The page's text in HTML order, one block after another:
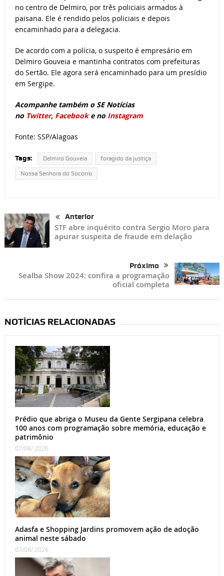
no centro de Delmiro, por três policiais armados à
paisana. Ele é rendido pelos policiais e depois
encaminhado para a delegacia.
De acordo com a polícia, o suspeito é empresário em
Delmiro Gouveia e mantinha contratos com prefeituras
do Sertão. Ele agora será encaminhado para um presídio
em Sergipe.
Acompanhe também o SE Notícias
no Twitter, Facebooke no Instagram
Fonte: SSP/Alagoas
Tags: Delmiro Gouveia foragido da justiça
Nossa Senhora do Socorro
Anterior
STF abre inquérito contra Sergio Moro para
apurar suspeita de fraude em delação
Próximo
Sealba Show 2024: confira a programação
oficial completa
NOTÍCIAS RELACIONADAS
Prédio que abriga o Museu da Gente Sergipana celebra
100 anos com programação sobre memória, educação e
patrimônio
07/08/ 2026
Adasfa e Shopping Jardins promovem ação de adoção
animal neste sábado
07/08/ 2026